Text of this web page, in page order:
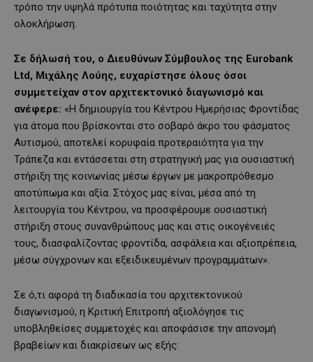
τρόπο την υψηλά πρότυπα ποιότητας και ταχύτητα στην
ολοκλήρωση.
Σε δήλωσή του, ο Διευθύνων Σύμβουλος της Eurobank
Ltd, Μιχάλης Λούης, ευχαρίστησε όλους όσοι
συμμετείχαν στον αρχιτεκτονικό διαγωνισμό και
ανέφερε: «Η δημιουργία του Κέντρου Ημερήσιας Φροντίδας
για άτομα που βρίσκονται στο σοβαρό άκρο του φάσματος
Αυτισμού, αποτελεί κορυφαία προτεραιότητα για την
Τράπεζα και εντάσσεται στη στρατηγική μας για ουσιαστική
στήριξη της κοινωνίας μέσω έργων με μακροπρόθεσμο
αποτύπωμα και αξία. Στόχος μας είναι, μέσα από τη
λειτουργία του Κέντρου, να προσφέρουμε ουσιαστική
στήριξη στους συνανθρώπους μας και στις οικογένειές
τους, διασφαλίζοντας φροντίδα, ασφάλεια και αξιοπρέπεια,
μέσω σύγχρονων και εξειδικευμένων προγραμμάτων».
Σε ό,τι αφορά τη διαδικασία του αρχιτεκτονικού
διαγωνισμού, η Κριτική Επιτροπή αξιολόγησε τις
υποβληθείσες συμμετοχές και αποφάσισε την απονομή
βραβείων και διακρίσεων ως εξής: